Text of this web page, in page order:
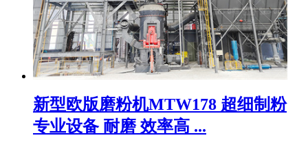
新型欧版磨粉机MTW178 超细制粉
专业设备 耐磨 效率高 ...